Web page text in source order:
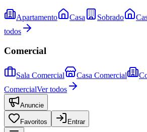
Apartamento Casa Sobrado
todos
Comercial
Sala Comercial Casa Comercial
ComercialVer todos
Anuncie
Favoritos Entrar